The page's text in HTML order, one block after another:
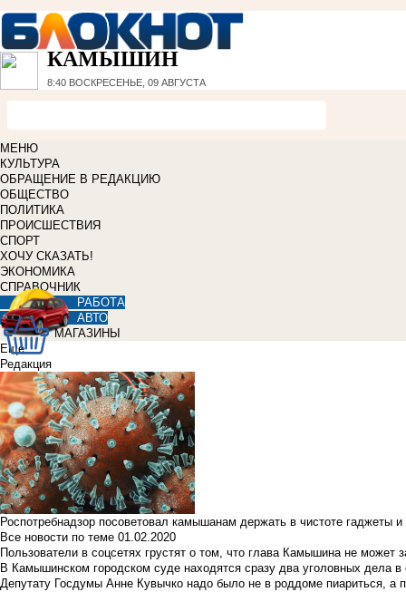
КАМЫШИН
8:40 ВОСКРЕСЕНЬЕ, 09 АВГУСТА
МЕНЮ
КУЛЬТУРА
ОБРАЩЕНИЕ В РЕДАКЦИЮ
ОБЩЕСТВО
ПОЛИТИКА
ПРОИСШЕСТВИЯ
СПОРТ
ХОЧУ СКАЗАТЬ!
ЭКОНОМИКА
СПРАВОЧНИК
РАБОТА
АВТО
МАГАЗИНЫ
Еще
Редакция
Роспотребнадзор посоветовал камышанам держать в чистоте гаджеты
Все новости по теме 01.02.2020
Пользователи в соцсетях грустят о том, что глава Камышина не может
В Камышинском городском суде находятся сразу два уголовных дела
Депутату Госдумы Анне Кувычко надо было не в роддоме пиариться, а